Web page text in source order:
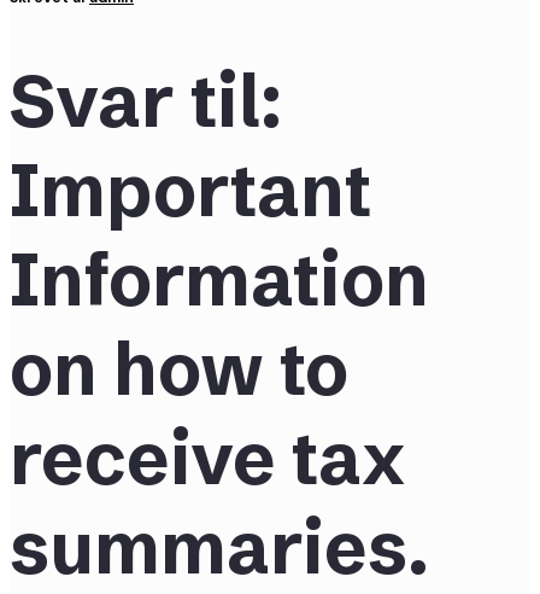
Svar til:
Important
Information
on how to
receive tax
summaries.